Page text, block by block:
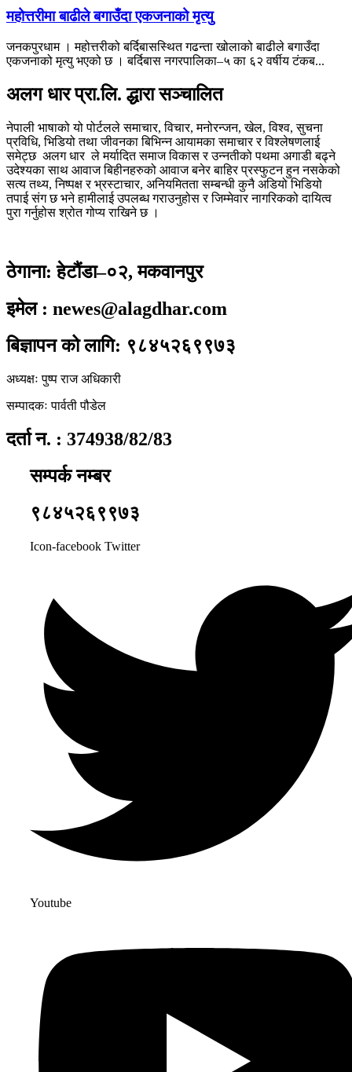
महोत्तरीमा बाढीले बगाउँदा एकजनाको मृत्यु
जनकपुरधाम । महोत्तरीको बर्दिबासस्थित गढन्ता खोलाको बाढीले बगाउँदा
एकजनाको मृत्यु भएको छ । बर्दिबास नगरपालिका–५ का ६२ वर्षीय टंकब...
अलग धार प्रा.लि. द्धारा सञ्चालित
नेपाली भाषाको यो पोर्टलले समाचार, विचार, मनोरन्जन, खेल, विश्व, सुचना
प्रविधि, भिडियो तथा जीवनका बिभिन्न आयामका समाचार र विश्लेषणलाई
समेट्छ अलग धार ले मर्यादित समाज विकास र उन्नतीको पथमा अगाडी बढ्ने
उदेश्यका साथ आवाज बिहीनहरुको आवाज बनेर बाहिर प्रस्फुटन हुन नसकेको
सत्य तथ्य, निष्पक्ष र भ्रस्टाचार, अनियमितता सम्बन्धी कुनै अडियो भिडियो
तपाई संग छ भने हामीलाई उपलब्ध गराउनुहोस र जिम्मेवार नागरिकको दायित्व
पुरा गर्नुहोस श्रोत गोप्य राखिने छ ।
ठेगाना: हेटौंडा–०२, मकवानपुर
इमेल : newes@alagdhar.com
बिज्ञापन को लागि: ९८४५२६९९७३
अध्यक्षः पुष्प राज अधिकारी
सम्पादकः पार्वती पौडेल
दर्ता न. : 374938/82/83
सम्पर्क नम्बर
९८४५२६९९७३
Icon-facebook Twitter
Youtube